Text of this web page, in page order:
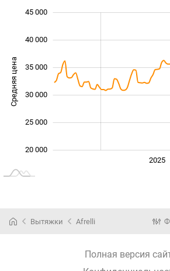
Средняя цена
20 000
25 000
30 000
35 000
40 000
45 000
2025
Вытяжки Afrelli
Полная версия